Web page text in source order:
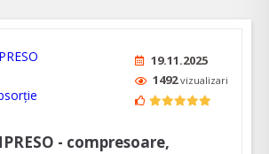
19.11.2025
1492vizualizari
- compresoare,